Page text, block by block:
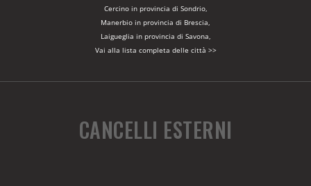
Cercino in provincia di Sondrio,
Manerbio in provincia di Brescia,
Laigueglia in provincia di Savona,
Vai alla lista completa delle città >>
CANCELLI ESTERNI